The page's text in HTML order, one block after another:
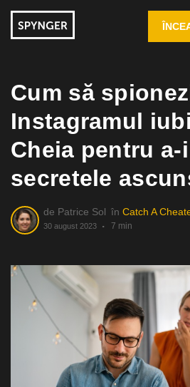
Cum să
Instagramul
Cheia pentru
secretele
de Patrice Sol în Catch A
30 august 2023 7 min